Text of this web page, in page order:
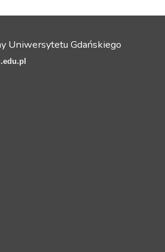
Uniwersytetu Gdańskiego